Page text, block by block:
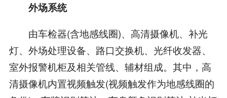
外场系统
由车检器(含地感线圈)、高清摄像机、补光
灯、外场处理设备、路口交换机、光纤收发器、
室外报警机柜及相关管线、辅材组成。其中，高
清摄像机内置视频触发(视频触发作为地感线圈的